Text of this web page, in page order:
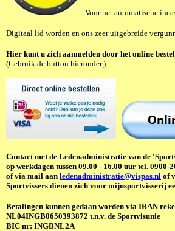
Voor het automatische
Digitaal lid worden en ons zeer uitgebreide
Hier kunt u zich aanmelden door het online
(Gebruik de button hieronder.)
Contact met de Ledenadministratie van de
op werkdagen tussen 09.00 - 16.00 uur tel. 0900-
of via mail aan ledenadministratie@vispas.nl of
Sportvissers dienen zich voor mijnsportvisserij
Betalingen kunnen gedaan worden via IBAN
NL04INGB0650393872 t.n.v. de Sportvisunie
BIC nr: INGBNL2A